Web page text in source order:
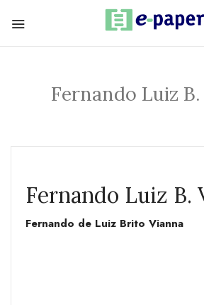
Fernando Luiz
Fernando Luiz B.
Fernando de Luiz Brito Vianna